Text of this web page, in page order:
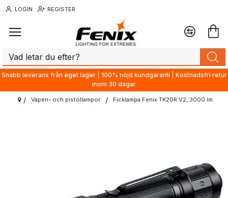
LOGIN REGISTER
Snabb leverans från eget lager | 100% nöjd kundgaranti | Kostnadsfri retur
inom 30 dagar
Vapen- och pistollampor Ficklampa Fenix TK20R V2, 3000 lm